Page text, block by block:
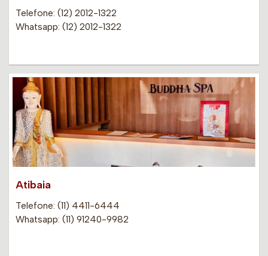
Telefone: (12) 2012-1322
Whatsapp: (12) 2012-1322
Atibaia
Telefone: (11) 4411-6444
Whatsapp: (11) 91240-9982